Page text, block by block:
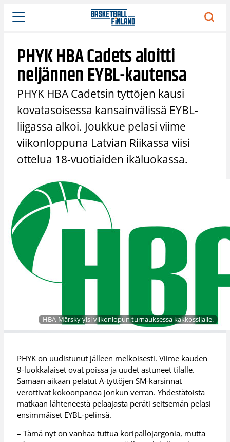
Siirry
sisältöön
PHYK HBA Cadets aloitti
neljännen EYBL-kautensa
PHYK HBA Cadetsin tyttöjen kausi
kovatasoisessa kansainvälissä EYBL-
liigassa alkoi. Joukkue pelasi viime
viikonloppuna Latvian Riikassa viisi
ottelua 18-vuotiaiden ikäluokassa.
HBA-Märsky ylsi viikonlopun turnauksessa kakkossijalle.
PHYK on uudistunut jälleen melkoisesti. Viime kauden
9-luokkalaiset ovat poissa ja uudet astuneet tilalle.
Samaan aikaan pelatut A-tyttöjen SM-karsinnat
verottivat kokoonpanoa jonkun verran. Yhdestätoista
matkaan lähteneestä pelaajasta peräti seitsemän pelasi
ensimmäiset EYBL-pelinsä.
– Tämä nyt on vanhaa tuttua koripallojargonia, mutta